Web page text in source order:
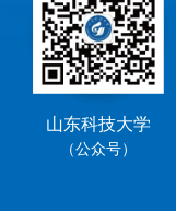
山东科技大学
（公众号）